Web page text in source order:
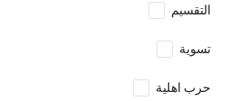
التقسيم
تسوية
حرب اهلية